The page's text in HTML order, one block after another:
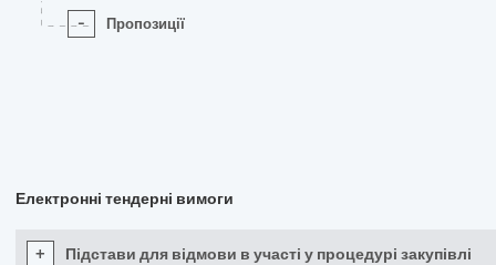
- Пропозиції
Електронні тендерні вимоги
+ Підстави для відмови в участі у процедурі закупівлі